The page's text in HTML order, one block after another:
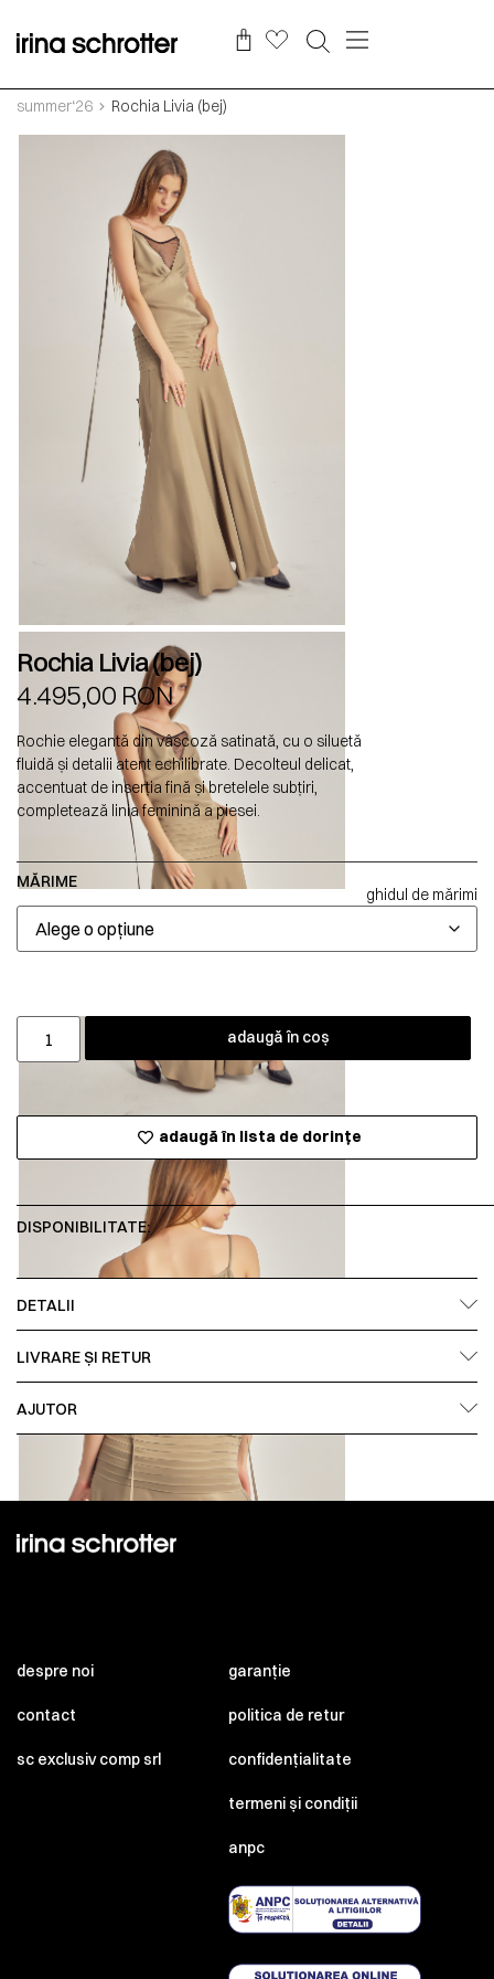
summer‘26 Rochia Livia (bej)
Rochia Livia (bej)
4.495,00 RON
Rochie elegantă din vâscoză satinată, cu o siluetă
fluidă și detalii atent echilibrate. Decolteul delicat,
accentuat de inserția fină și bretelele subțiri,
completează linia feminină a piesei.
MĂRIME
ghidul de mărimi
adaugă în coș
adaugă în lista de dorințe
DISPONIBILITATE:
DETALII
LIVRARE ȘI RETUR
AJUTOR
despre noi
contact
sc exclusiv comp srl
garanție
politica de retur
confidențialitate
termeni și condiții
anpc